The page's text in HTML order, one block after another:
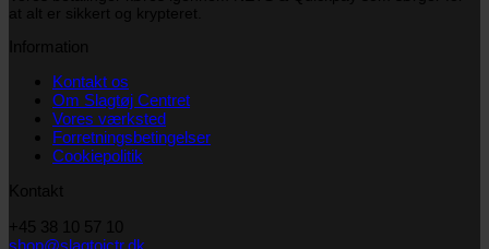
at alt er sikkert og krypteret.
Information
Kontakt os
Om Slagtøj Centret
Vores værksted
Forretningsbetingelser
Cookiepolitik
Kontakt
+45 38 10 57 10
shop@slagtojctr.dk